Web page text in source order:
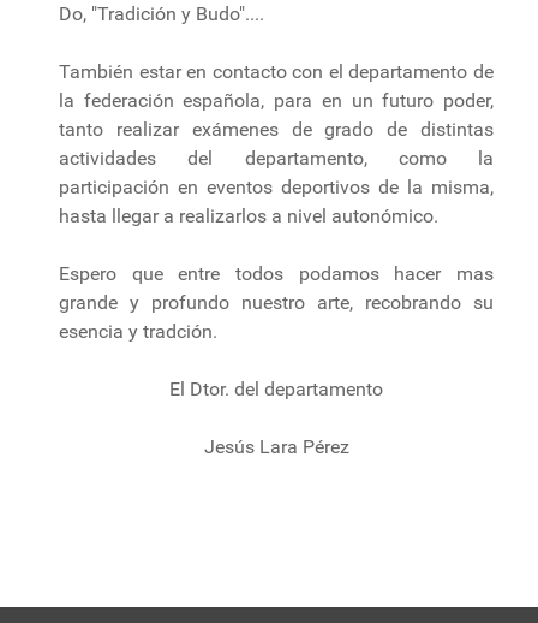
Do, "Tradición y Budo"....
También estar en contacto con el departamento de
la federación española, para en un futuro poder,
tanto realizar exámenes de grado de distintas
actividades del departamento, como la
participación en eventos deportivos de la misma,
hasta llegar a realizarlos a nivel autonómico.
Espero que entre todos podamos hacer mas
grande y profundo nuestro arte, recobrando su
esencia y tradción.
El Dtor. del departamento
Jesús Lara Pérez